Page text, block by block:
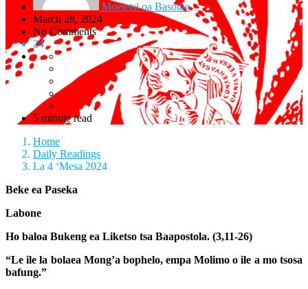
Moeletsi oa Basotho
March 28, 2024
No Comments
24
5 minute read
Home
Daily Readings
La 4 ‘Mesa 2024
Beke ea Paseka
Labone
Ho baloa Bukeng ea Liketso tsa Baapostola. (3,11-26)
“Le ile la bolaea Mong’a bophelo, empa Molimo o ile a mo tsosa
bafung.”